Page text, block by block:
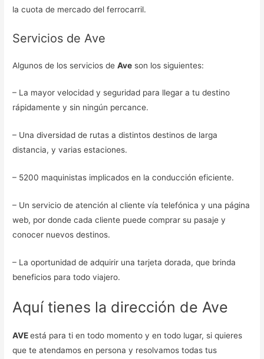
la cuota de mercado del ferrocarril.
Servicios de Ave
Algunos de los servicios deAve son los siguientes:
– La mayor velocidad y seguridad para llegar a tu destino
rápidamente y sin ningún percance.
– Una diversidad de rutas a distintos destinos de larga
distancia, y varias estaciones.
– 5200 maquinistas implicados en la conducción eficiente.
– Un servicio de atención al cliente vía telefónica y una página
web, por donde cada cliente puede comprar su pasaje y
conocer nuevos destinos.
– La oportunidad de adquirir una tarjeta dorada, que brinda
beneficios para todo viajero.
Aquí tienes la dirección de Ave
AVEestá para ti en todo momento y en todo lugar, si quieres
que te atendamos en persona y resolvamos todas tus